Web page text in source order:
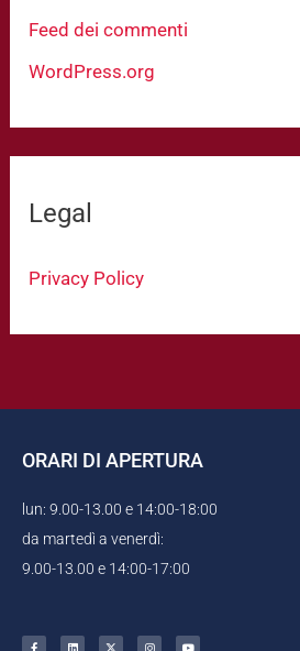
Feed dei commenti
WordPress.org
Legal
Privacy Policy
ORARI DI APERTURA
lun: 9.00-13.00 e 14:00-18:00
da martedì a venerdì:
9.00-13.00 e 14:00-17:00
F
a
L
i
X
-
I
n
Y
o